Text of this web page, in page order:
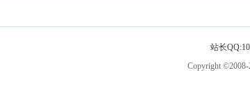
站长
Copyright ©2008-